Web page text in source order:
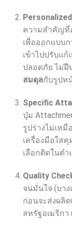
ความสำคัญที่
เพื่อออกแบบ
เข้าไปปรับแก้
ปลอดภัย ไม่ฝื
สมดุลกับรูปห
Specific
ปุ่ม
รูปร่างไม่เห
เครื่องมือใส
เลือกติดในต
Quality
จนมั่นใจ (บา
ก่อนจะส่งผลิ
สหรัฐอเมริกา